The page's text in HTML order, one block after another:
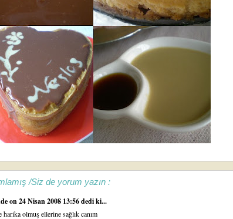
/Siz de yorum yazın :
on 24 Nisan 2008 13:56 dedi ki...
harika olmuş ellerine sağlık canım